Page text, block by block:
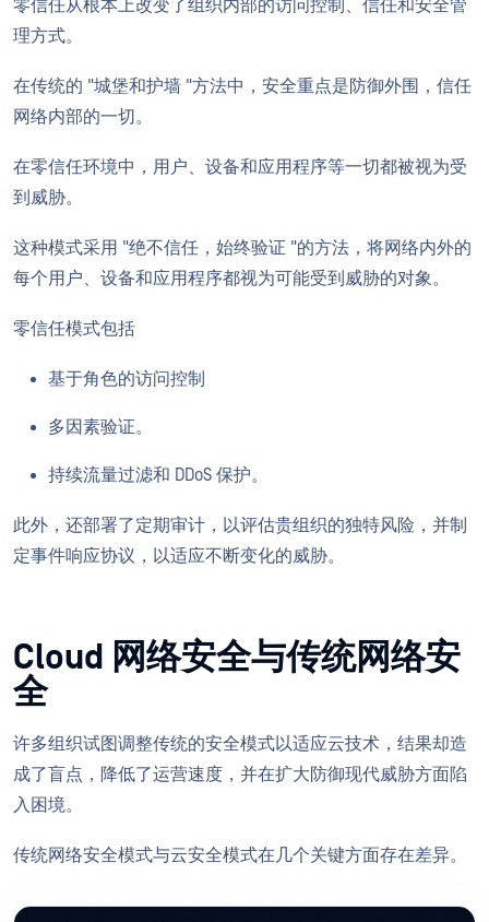
零信任从根本上改变了组织内部的访问控制、信任和安全管
理方式。
在传统的 "城堡和护墙 "方法中，安全重点是防御外围，信任
网络内部的一切。
在零信任环境中，用户、设备和应用程序等一切都被视为受
到威胁。
这种模式采用 "绝不信任，始终验证 "的方法，将网络内外的
每个用户、设备和应用程序都视为可能受到威胁的对象。
零信任模式包括
基于角色的访问控制
多因素验证。
持续流量过滤和 DDoS 保护。
此外，还部署了定期审计，以评估贵组织的独特风险，并制
定事件响应协议，以适应不断变化的威胁。
Cloud 网络安全与传统网络安
全
许多组织试图调整传统的安全模式以适应云技术，结果却造
成了盲点，降低了运营速度，并在扩大防御现代威胁方面陷
入困境。
传统网络安全模式与云安全模式在几个关键方面存在差异。